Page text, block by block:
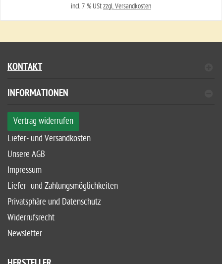
incl. 7 % UStzzgl. Versandkosten
KONTAKT
INFORMATIONEN
Vertrag widerrufen
Liefer- und Versandkosten
Unsere AGB
Impressum
Liefer- und Zahlungsmöglichkeiten
Privatsphäre und Datenschutz
Widerrufsrecht
Newsletter